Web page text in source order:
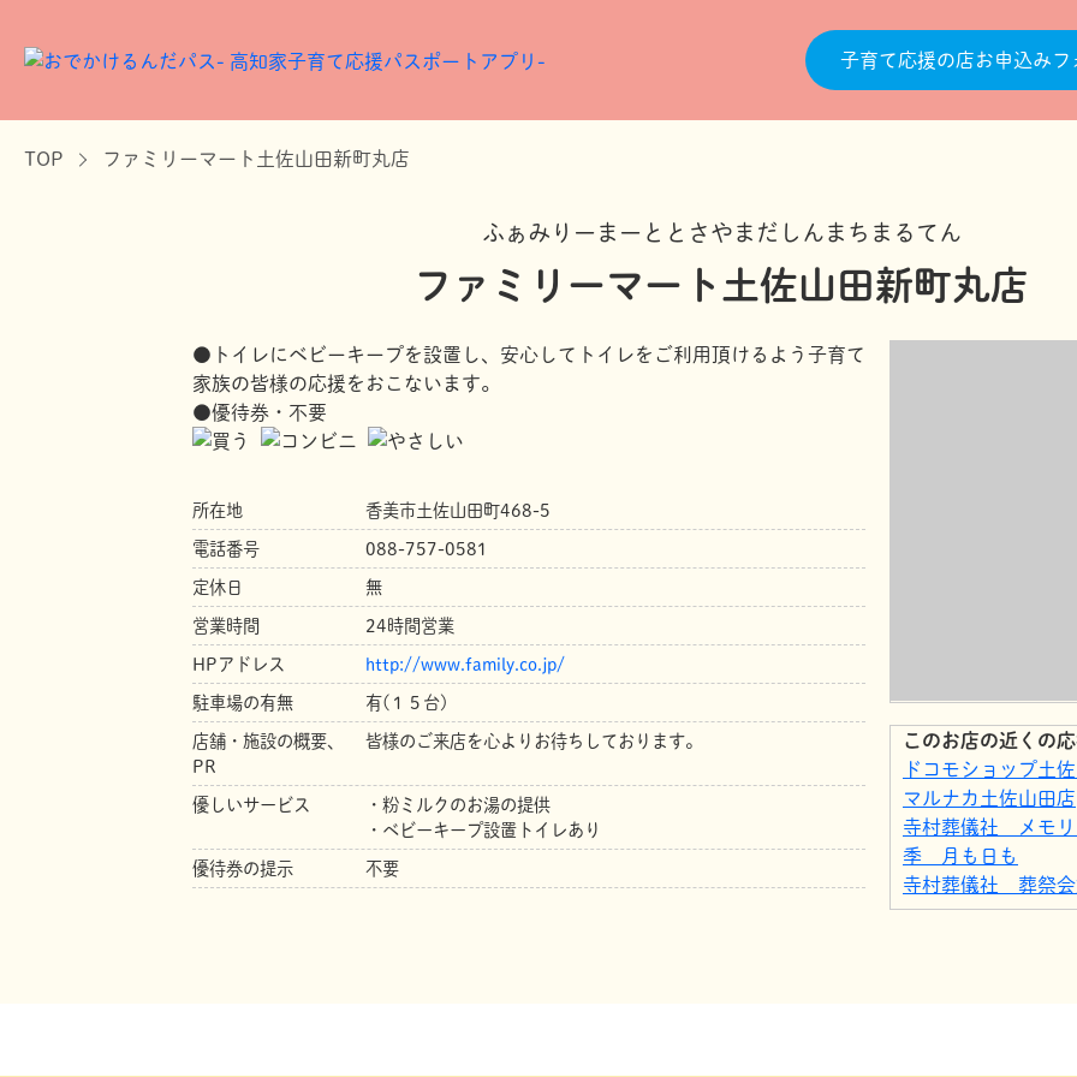
子育て応援の店お申込みフ
TOP ファミリーマート土佐山田新町丸店
ふぁみりーまーととさやまだしんまちまるてん
ファミリーマート土佐山田新町丸店
●トイレにベビーキープを設置し、安心してトイレをご利用頂けるよう子育て
家族の皆様の応援をおこないます。
●優待券・不要
所在地 香美市土佐山田町468-5
電話番号 088-757-0581
定休日 無
営業時間 24時間営業
HPアドレス http://www.family.co.jp/
駐車場の有無 有(１５台)
店舗・施設の概要、
PR
皆様のご来店を心よりお待ちしております。
優しいサービス
・粉ミルクのお湯の提供
・ベビーキープ設置トイレあり
優待券の提示 不要
このお店の近くの
ドコモショップ土
マルナカ土佐山田店
寺村葬儀社 メモリ
季 月も日も
寺村葬儀社 葬祭
ドラッグセイムス